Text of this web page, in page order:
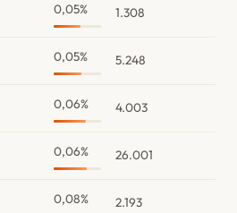
0,05% 1.308
0,05% 5.248
0,06% 4.003
0,06% 26.001
0,08% 2.193